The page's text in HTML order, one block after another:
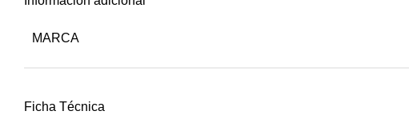
MARCA
Ficha Técnica